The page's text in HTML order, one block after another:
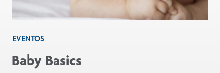
EVENTOS
Baby Basics